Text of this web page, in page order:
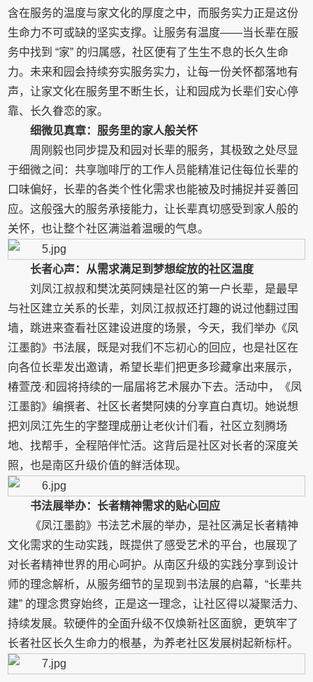
含在服务的温度与家文化的厚度之中，而服务实力正是这份
生命力不可或缺的坚实支撑。让服务有温度——当长辈在服
务中找到 “家” 的归属感，社区便有了生生不息的长久生命
力。未来和园会持续夯实服务实力，让每一份关怀都落地有
声，让家文化在服务里不断生长，让和园成为长辈们安心停
靠、长久眷恋的家。
细微见真章：服务里的家人般关怀
周刚毅也同步提及和园对长辈的服务，其极致之处尽显
于细微之间：共享咖啡厅的工作人员能精准记住每位长辈的
口味偏好，长辈的各类个性化需求也能被及时捕捉并妥善回
应。这般强大的服务承接能力，让长辈真切感受到家人般的
关怀，也让整个社区满溢着温暖的气息。
长者心声：从需求满足到梦想绽放的社区温度
刘凤江叔叔和樊沈英阿姨是社区的第一户长辈，是最早
与社区建立关系的长辈，刘凤江叔叔还打趣的说过他翻过围
墙，跳进来查看社区建设进度的场景，今天，我们举办《凤
江墨韵》书法展，既是对我们不忘初心的回应，也是社区在
向各位长辈发出邀请，希望长辈们把更多珍藏拿出来展示，
椿萱茂·和园将持续的一届届将艺术展办下去。活动中，《凤
江墨韵》编撰者、社区长者樊阿姨的分享直白真切。她说想
把刘凤江先生的字整理成册让老伙计们看，社区立刻腾场
地、找帮手，全程陪伴忙活。这背后是社区对长者的深度关
照，也是南区升级价值的鲜活体现。
书法展举办：长者精神需求的贴心回应
《凤江墨韵》书法艺术展的举办，是社区满足长者精神
文化需求的生动实践，既提供了感受艺术的平台，也展现了
对长者精神世界的用心呵护。从南区升级的实践分享到设计
师的理念解析，从服务细节的呈现到书法展的启幕，“长辈共
建” 的理念贯穿始终，正是这一理念，让社区得以凝聚活力、
持续发展。软硬件的全面升级不仅焕新社区面貌，更筑牢了
长者社区长久生命力的根基，为养老社区发展树起新标杆。